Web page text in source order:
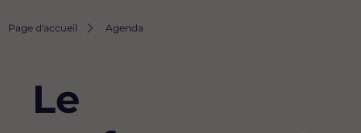
Fil
Page d'accueil Agenda
Le